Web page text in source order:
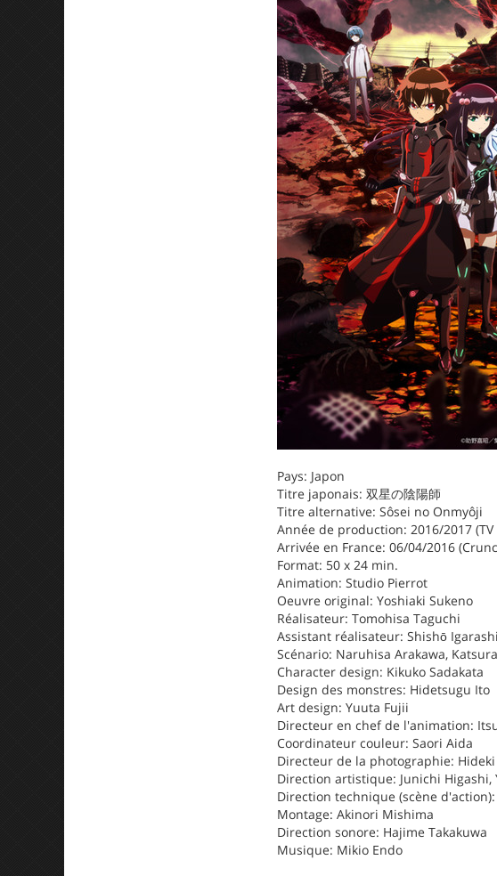
Pays: Japon
Titre japonais: 双星の陰陽師
Titre alternative: Sôsei no Onmyôji
Année de production: 2016/2017
Arrivée en France: 06/04/2016
Format: 50 x 24 min.
Animation: Studio Pierrot
Oeuvre original: Yoshiaki Sukeno
Réalisateur: Tomohisa Taguchi
Assistant réalisateur: Shishō Igarashi
Scénario: Naruhisa Arakawa,
Character design: Kikuko Sadakata
Design des monstres: Hidetsugu Ito
Art design: Yuuta Fujii
Directeur en chef de l'animation:
Coordinateur couleur: Saori Aida
Directeur de la photographie:
Direction artistique: Junichi Higashi,
Direction technique (scène
Montage: Akinori Mishima
Direction sonore: Hajime Takakuwa
Musique: Mikio Endo